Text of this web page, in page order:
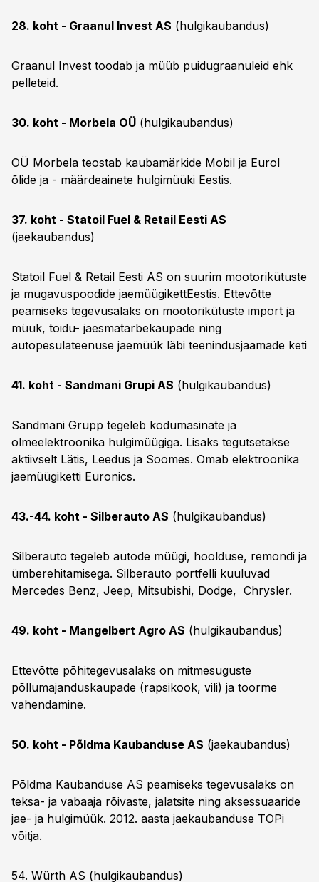
28. koht - Graanul Invest AS (hulgikaubandus)
Graanul Invest toodab ja müüb puidugraanuleid ehk
pelleteid.
30. koht - Morbela OÜ (hulgikaubandus)
OÜ Morbela teostab kaubamärkide Mobil ja Eurol
õlide ja - määrdeainete hulgimüüki Eestis.
37. koht - Statoil Fuel & Retail Eesti AS
(jaekaubandus)
Statoil Fuel & Retail Eesti AS on suurim mootorikütuste
ja mugavuspoodide jaemüügikettEestis. Ettevõtte
peamiseks tegevusalaks on mootorikütuste import ja
müük, toidu- jaesmatarbekaupade ning
autopesulateenuse jaemüük läbi teenindusjaamade keti
41. koht - Sandmani Grupi AS (hulgikaubandus)
Sandmani Grupp tegeleb kodumasinate ja
olmeelektroonika hulgimüügiga. Lisaks tegutsetakse
aktiivselt Lätis, Leedus ja Soomes. Omab elektroonika
jaemüügiketti Euronics.
43.-44. koht - Silberauto AS (hulgikaubandus)
Silberauto tegeleb autode müügi, hoolduse, remondi ja
ümberehitamisega. Silberauto portfelli kuuluvad
Mercedes Benz, Jeep, Mitsubishi, Dodge, Chrysler.
49. koht - Mangelbert Agro AS (hulgikaubandus)
Ettevõtte põhitegevusalaks on mitmesuguste
põllumajanduskaupade (rapsikook, vili) ja toorme
vahendamine.
50. koht - Põldma Kaubanduse AS (jaekaubandus)
Põldma Kaubanduse AS peamiseks tegevusalaks on
teksa- ja vabaaja rõivaste, jalatsite ning aksessuaaride
jae- ja hulgimüük. 2012. aasta jaekaubanduse TOPi
võitja.
54. Würth AS (hulgikaubandus)